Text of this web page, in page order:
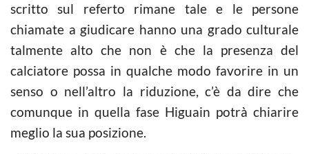
scritto sul referto rimane tale e le persone
chiamate a giudicare hanno una grado culturale
talmente alto che non è che la presenza del
calciatore possa in qualche modo favorire in un
senso o nell’altro la riduzione, c’è da dire che
comunque in quella fase Higuain potrà chiarire
meglio la sua posizione.